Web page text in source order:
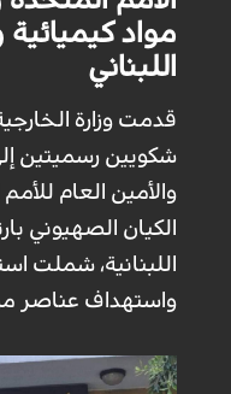
مواد
اللبناني
قدمت وزارة
شكويين رسميتين
والأمين العام
الكيان الصهيوني
اللبنانية، شملت
واستهداف عناصر